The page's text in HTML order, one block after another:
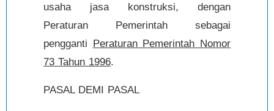
usaha jasa konstruksi, dengan
Peraturan Pemerintah sebagai
pengganti Peraturan Pemerintah Nomor
73 Tahun 1996.
PASAL DEMI PASAL